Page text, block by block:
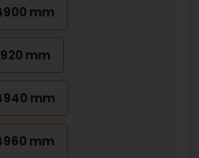
mm
mm
mm
mm